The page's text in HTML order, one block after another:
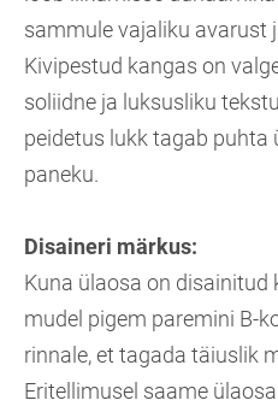
sammule vajaliku avarust
Kivipestud kangas on
soliidne ja luksusliku
peidetus lukk tagab puhta
paneku.
Disaineri märkus:
Kuna ülaosa on disainitud
mudel pigem paremini B-
rinnale, et tagada täiuslik
Eritellimusel saame